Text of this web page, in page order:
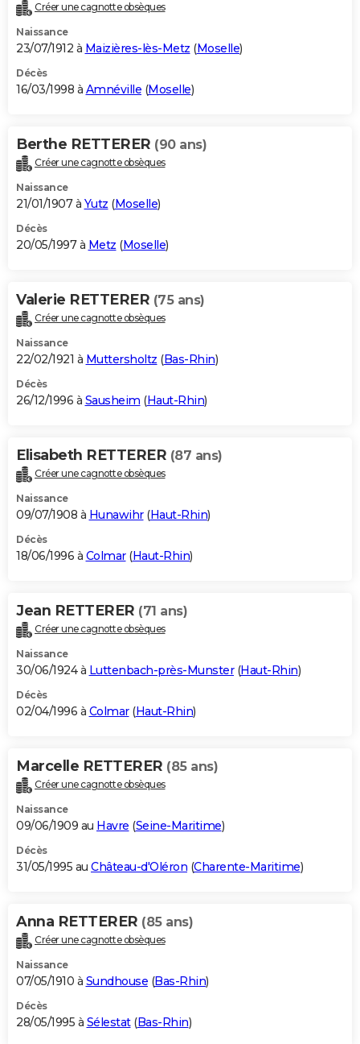
Créer une cagnotte obsèques
Naissance
23/07/1912 à Maizières-lès-Metz (Moselle)
Décès
16/03/1998 à Amnéville (Moselle)
Berthe RETTERER (90 ans)
Créer une cagnotte obsèques
Naissance
21/01/1907 à Yutz (Moselle)
Décès
20/05/1997 à Metz (Moselle)
Valerie RETTERER (75 ans)
Créer une cagnotte obsèques
Naissance
22/02/1921 à Muttersholtz (Bas-Rhin)
Décès
26/12/1996 à Sausheim (Haut-Rhin)
Elisabeth RETTERER (87 ans)
Créer une cagnotte obsèques
Naissance
09/07/1908 à Hunawihr(Haut-Rhin)
Décès
18/06/1996 à Colmar(Haut-Rhin)
Jean RETTERER (71 ans)
Créer une cagnotte obsèques
Naissance
30/06/1924 à Luttenbach-près-Munster(Haut-Rhin)
Décès
02/04/1996 à Colmar(Haut-Rhin)
Marcelle RETTERER (85 ans)
Créer une cagnotte obsèques
Naissance
09/06/1909 au Havre (Seine-Maritime)
Décès
31/05/1995 au Château-d'Oléron (Charente-Maritime)
Anna RETTERER (85 ans)
Créer une cagnotte obsèques
Naissance
07/05/1910 à Sundhouse (Bas-Rhin)
Décès
28/05/1995 à Sélestat(Bas-Rhin)